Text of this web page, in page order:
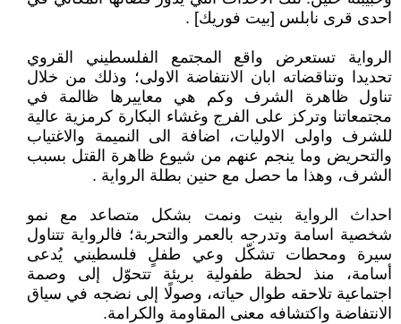
احدى قرى نابلس [بيت فوريك] .
الرواية تستعرض واقع المجتمع الفلسطيني القروي
تحديدا وتناقضاته ابان الانتفاضة الاولى؛ وذلك من خلال
تناول ظاهرة الشرف وكم هي معاييرها ظالمة في
مجتمعاتنا وتركز على الفرج وغشاء البكارة كرمزية عالية
للشرف واولى الاوليات، اضافة الى النميمة والاغتياب
والتحريض وما ينجم عنهم من شيوع ظاهرة القتل بسبب
الشرف، وهذا ما حصل مع حنين بطلة الرواية .
احداث الرواية بنيت ونمت بشكل متصاعد مع نمو
شخصية اسامة وتدرجه بالعمر والتحربة؛ فالرواية تتناول
سيرة ومحطات تشكّل وعي طفلٍ فلسطيني يُدعى
أسامة، منذ لحظة طفولية بريئة تتحوّل إلى وصمة
اجتماعية تلاحقه طوال حياته، وصولًا إلى نضجه في سياق
الانتفاضة واكتشافه معنى المقاومة والكرامة.